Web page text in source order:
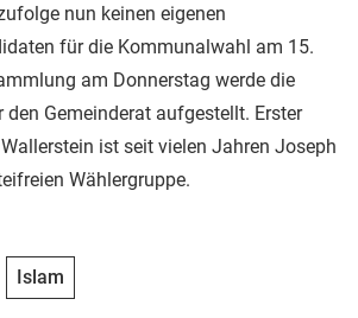
nun keinen eigenen
für die Kommunalwahl am 15.
am Donnerstag werde die
Gemeinderat aufgestellt. Erster
ist seit vielen Jahren Joseph
Wählergruppe.
Islam